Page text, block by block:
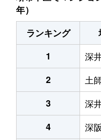
年）
ランキング
1
深
2
土
3
深
4
深阪